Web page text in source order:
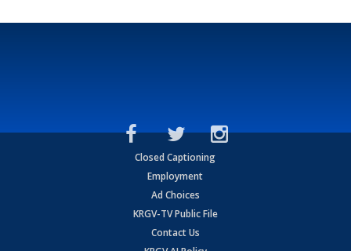
Closed Captioning
Employment
Ad Choices
KRGV-TV Public File
Contact Us